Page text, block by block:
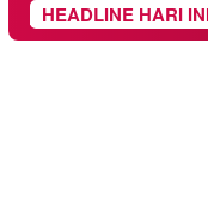
HEADLINE HARI
RTH demi Target